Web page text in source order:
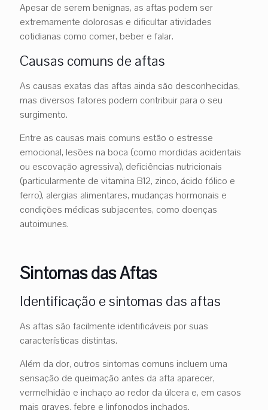
Apesar de serem benignas, as aftas podem ser
extremamente dolorosas e dificultar atividades
cotidianas como comer, beber e falar.
Causas comuns de aftas
As causas exatas das aftas ainda são desconhecidas,
mas diversos fatores podem contribuir para o seu
surgimento.
Entre as causas mais comuns estão o estresse
emocional, lesões na boca (como mordidas acidentais
ou escovação agressiva), deficiências nutricionais
(particularmente de vitamina B12, zinco, ácido fólico e
ferro), alergias alimentares, mudanças hormonais e
condições médicas subjacentes, como doenças
autoimunes.
Sintomas das Aftas
Identificação e sintomas das aftas
As aftas são facilmente identificáveis por suas
características distintas.
Além da dor, outros sintomas comuns incluem uma
sensação de queimação antes da afta aparecer,
vermelhidão e inchaço ao redor da úlcera e, em casos
mais graves, febre e linfonodos inchados.